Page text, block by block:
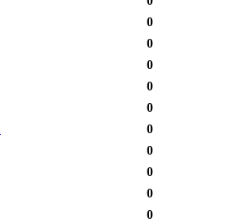
0
0
0
0
0
0
0
0
0
0